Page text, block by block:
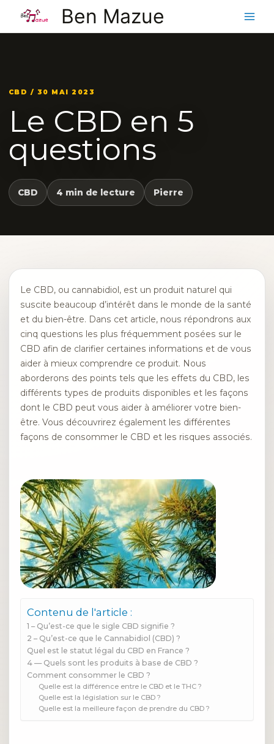
contenu
Ben Mazue
CBD / 30 MAI 2023
Le CBD en 5
questions
CBD 4 min de lecture Pierre
Le CBD, ou cannabidiol, est un produit naturel qui
suscite beaucoup d’intérêt dans le monde de la santé
et du bien-être. Dans cet article, nous répondrons aux
cinq questions les plus fréquemment posées sur le
CBD afin de clarifier certaines informations et de vous
aider à mieux comprendre ce produit. Nous
aborderons des points tels que les effets du CBD, les
différents types de produits disponibles et les façons
dont le CBD peut vous aider à améliorer votre bien-
être. Vous découvrirez également les différentes
façons de consommer le CBD et les risques associés.
Contenu de l'article :
1 – Qu’est-ce que le sigle CBD signifie ?
2 – Qu’est-ce que le Cannabidiol (CBD) ?
Quel est le statut légal du CBD en France ?
4 — Quels sont les produits à base de CBD ?
Comment consommer le CBD ?
Quelle est la différence entre le CBD et le THC ?
Quelle est la législation sur le CBD ?
Quelle est la meilleure façon de prendre du CBD ?